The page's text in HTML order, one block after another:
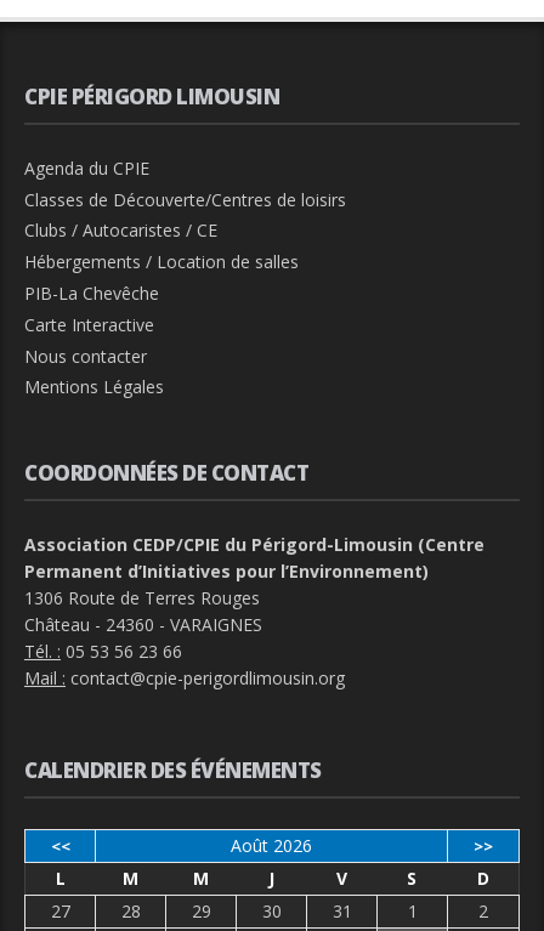
CPIE PÉRIGORD LIMOUSIN
Agenda du CPIE
Classes de Découverte/Centres de loisirs
Clubs / Autocaristes / CE
Hébergements / Location de salles
PIB-La Chevêche
Carte Interactive
Nous contacter
Mentions Légales
COORDONNÉES DE CONTACT
Association CEDP/CPIE du Périgord-Limousin (Centre
Permanent d’Initiatives pour l’Environnement)
1306 Route de Terres Rouges
Château - 24360 - VARAIGNES
Tél. : 05 53 56 23 66
Mail : contact@cpie-perigordlimousin.org
CALENDRIER DES ÉVÉNEMENTS
<< Août 2026 >>
L M M J V S
D
27
28 29 30 31 1
2